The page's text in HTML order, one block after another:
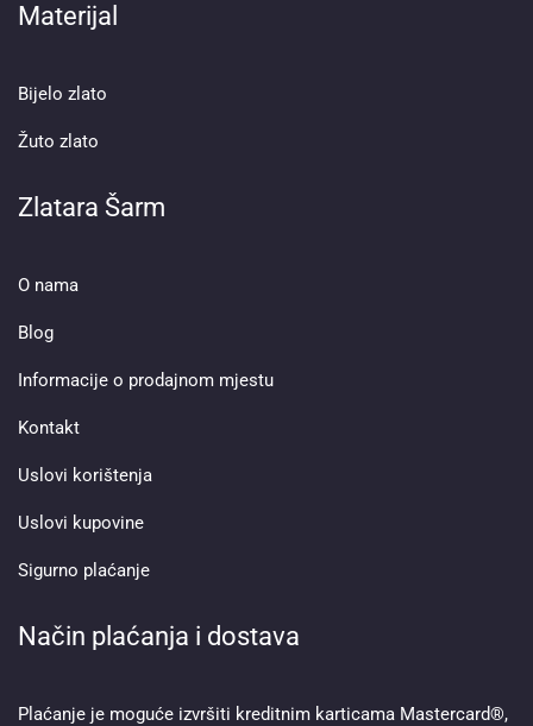
Materijal
Bijelo zlato
Žuto zlato
Zlatara Šarm
O nama
Blog
Informacije o prodajnom mjestu
Kontakt
Uslovi korištenja
Uslovi kupovine
Sigurno plaćanje
Način plaćanja i dostava
Plaćanje je moguće izvršiti kreditnim karticama Mastercard®,